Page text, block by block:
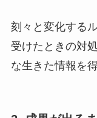
刻々と変化する
受けたときの対
な生きた情報を